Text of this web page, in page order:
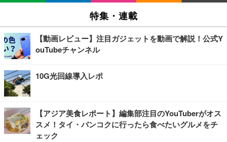
特集・連載
【動画レビュー】注目ガジェットを動画で解説！公式Y
ouTubeチャンネル
10G光回線導入レポ
【アジア美食レポート】編集部注目のYouTuberがオス
スメ！タイ・バンコクに行ったら食べたいグルメをチ
ェック